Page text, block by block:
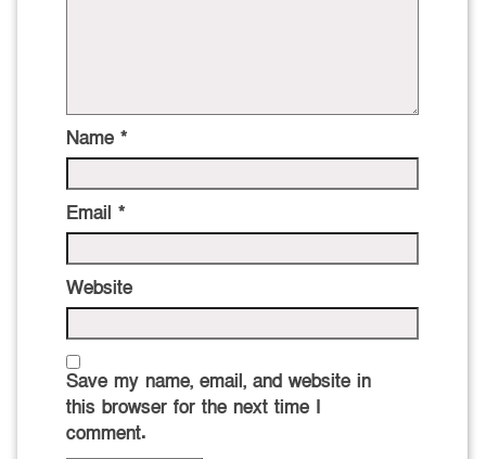
Name *
Email *
Website
Save my name, email, and website in
this browser for the next time I
comment.